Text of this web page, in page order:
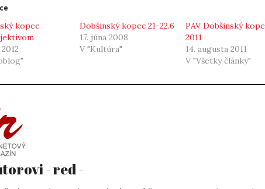
kopec
Dobšinský kopec 21-22.6
17. júna 2008
V "Kultúra"
PAV Dobšinský
2011
14. augusta 2011
V "Všetky články"
- red -